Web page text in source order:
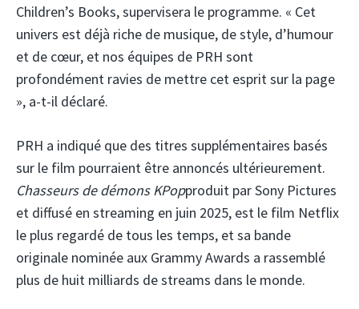
Children’s Books, supervisera le programme. « Cet
univers est déjà riche de musique, de style, d’humour
et de cœur, et nos équipes de PRH sont
profondément ravies de mettre cet esprit sur la page
», a-t-il déclaré.
PRH a indiqué que des titres supplémentaires basés
sur le film pourraient être annoncés ultérieurement.
Chasseurs de démons KPopproduit par Sony Pictures
et diffusé en streaming en juin 2025, est le film Netflix
le plus regardé de tous les temps, et sa bande
originale nominée aux Grammy Awards a rassemblé
plus de huit milliards de streams dans le monde.